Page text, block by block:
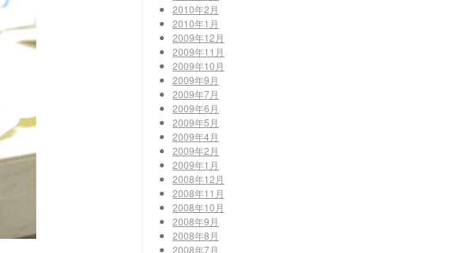
2010年2月
2010年1月
2009年12月
2009年11月
2009年10月
2009年9月
2009年7月
2009年6月
2009年5月
2009年4月
2009年2月
2009年1月
2008年12月
2008年11月
2008年10月
2008年9月
2008年8月
2008年7月